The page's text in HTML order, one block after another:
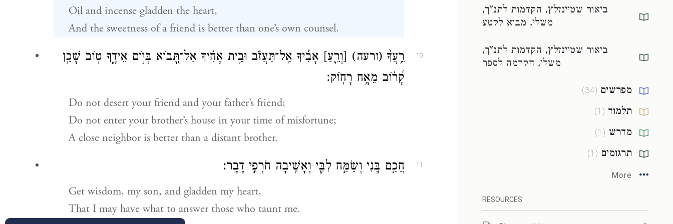
Oil and incense gladden the heart,
And the sweetness of a friend is better than one’s own counsel.
10 רֵ֥עֲךָ֨(ורעה) [וְרֵ֪עַ] אָבִ֡יךָ אַֽל־תַּעֲזֹ֗ב וּבֵ֥ית אָחִ֗יךָ אַל־תָּ֭בוֹא בְּי֣וֹם אֵידֶ֑ךָ ט֥וֹב שָׁכֵ֥ן
קָ֝ר֗וֹב מֵאָ֥ח רָחֽוֹק׃
Do not desert your friend and your father’s friend;
Do not enter your brother’s house in your time of misfortune;
A close neighbor is better than a distant brother.
11 חֲכַ֣ם בְּ֭נִי וְשַׂמַּ֣ח לִבִּ֑י וְאָשִׁ֖יבָה חֹרְפִ֣י דָבָֽר׃
Get wisdom, my son, and gladden my heart,
That I may have what to answer those who taunt me.
ביאור שטיינזלץ, הקדמות לתנ"ך,
משלי, מבוא לקטע
ביאור שטיינזלץ, הקדמות לתנ"ך,
משלי, הקדמה לספר
מפרשים (
34
)
תלמוד (
1
)
מדרש (
1
)
תרגומים (
1
)
More
RESOURCES